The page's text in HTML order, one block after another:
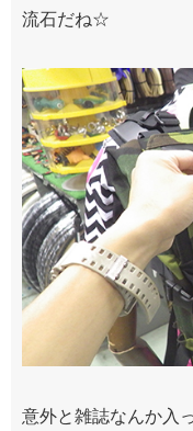
流石だね☆
意外と雑誌なんか入